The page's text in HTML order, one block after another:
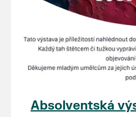
Absolventská